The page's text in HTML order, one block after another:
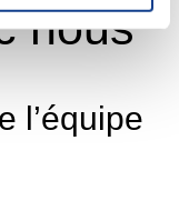
nous
l’équipe